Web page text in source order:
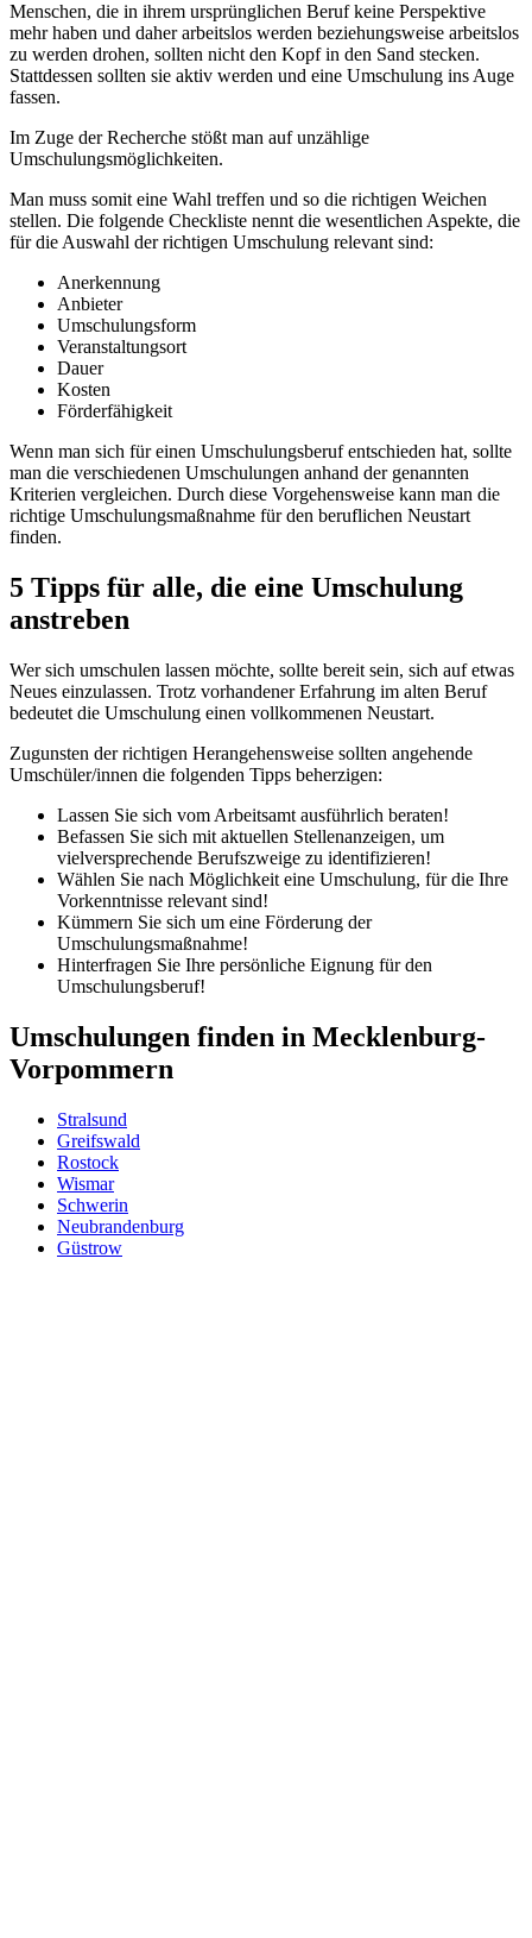
Menschen, die in ihrem ursprünglichen Beruf keine Perspektive
mehr haben und daher arbeitslos werden beziehungsweise arbeitslos
zu werden drohen, sollten nicht den Kopf in den Sand stecken.
Stattdessen sollten sie aktiv werden und eine Umschulung ins Auge
fassen.
Im Zuge der Recherche stößt man auf unzählige
Umschulungsmöglichkeiten.
Man muss somit eine Wahl treffen und so die richtigen Weichen
stellen. Die folgende Checkliste nennt die wesentlichen Aspekte, die
für die Auswahl der richtigen Umschulung relevant sind:
Anerkennung
Anbieter
Umschulungsform
Veranstaltungsort
Dauer
Kosten
Förderfähigkeit
Wenn man sich für einen Umschulungsberuf entschieden hat, sollte
man die verschiedenen Umschulungen anhand der genannten
Kriterien vergleichen. Durch diese Vorgehensweise kann man die
richtige Umschulungsmaßnahme für den beruflichen Neustart
finden.
5 Tipps für alle, die eine Umschulung
anstreben
Wer sich umschulen lassen möchte, sollte bereit sein, sich auf etwas
Neues einzulassen. Trotz vorhandener Erfahrung im alten Beruf
bedeutet die Umschulung einen vollkommenen Neustart.
Zugunsten der richtigen Herangehensweise sollten angehende
Umschüler/innen die folgenden Tipps beherzigen:
Lassen Sie sich vom Arbeitsamt ausführlich beraten!
Befassen Sie sich mit aktuellen Stellenanzeigen, um
vielversprechende Berufszweige zu identifizieren!
Wählen Sie nach Möglichkeit eine Umschulung, für die Ihre
Vorkenntnisse relevant sind!
Kümmern Sie sich um eine Förderung der
Umschulungsmaßnahme!
Hinterfragen Sie Ihre persönliche Eignung für den
Umschulungsberuf!
Umschulungen finden in Mecklenburg-
Vorpommern
Stralsund
Greifswald
Rostock
Wismar
Schwerin
Neubrandenburg
Güstrow